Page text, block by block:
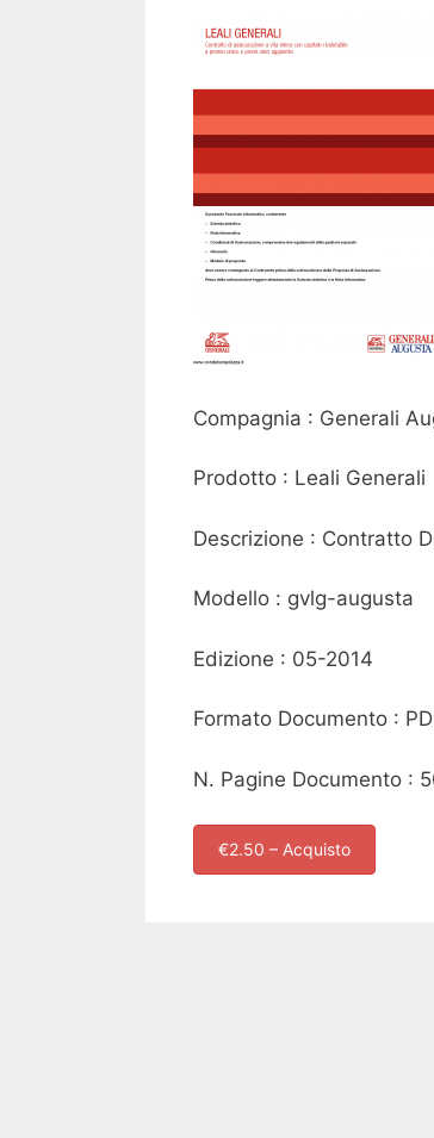
Compagnia : Generali
Prodotto : Leali Generali
Descrizione : Contratto
Modello : gvlg-augusta
Edizione : 05-2014
Formato Documento :
N. Pagine Documento :
€2.50 – Acquisto